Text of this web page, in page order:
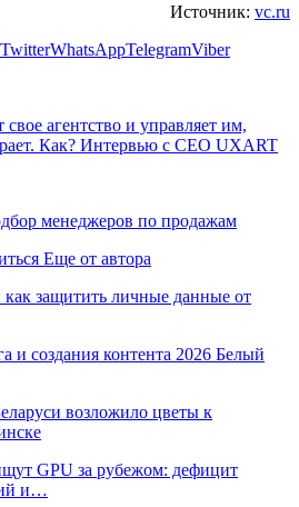
Источник: vc.ru
TwitterWhatsAppTelegramViber
агентство и управляет им,
Как? Интервью с CEO UXART
менеджеров по продажам
Еще от автора
как защитить личные данные от
и создания контента 2026 Белый
возложило цветы к
GPU за рубежом: дефицит
и…